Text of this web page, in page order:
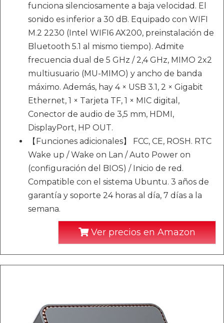
funciona silenciosamente a baja velocidad. El
sonido es inferior a 30 dB. Equipado con WIFI
M.2 2230 (Intel WIFI6 AX200, preinstalación de
Bluetooth 5.1 al mismo tiempo). Admite
frecuencia dual de 5 GHz / 2,4 GHz, MIMO 2x2
multiusuario (MU-MIMO) y ancho de banda
máximo. Además, hay 4 × USB 3.1, 2 × Gigabit
Ethernet, 1 × Tarjeta TF, 1 × MIC digital,
Conector de audio de 3,5 mm, HDMI,
DisplayPort, HP OUT.
【Funciones adicionales】 FCC, CE, ROSH. RTC
Wake up / Wake on Lan / Auto Power on
(configuración del BIOS) / Inicio de red.
Compatible con el sistema Ubuntu. 3 años de
garantía y soporte 24 horas al día, 7 días a la
semana.
Ver precios en Amazon